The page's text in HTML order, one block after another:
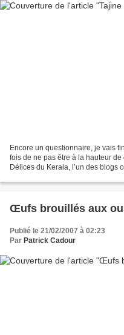
Encore un questionnaire, je vais
fois de ne pas être à la hauteur
Délices du Kerala, l’un des blogs
Œufs brouillés aux
Publié le 21/02/2007 à 02:23
Par Patrick Cadour